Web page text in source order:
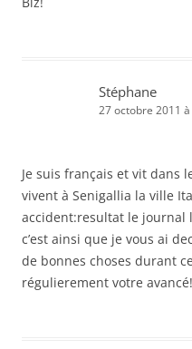
Stéphane
27 octobre 2011
Je suis français et vit dans
vivent à Senigallia la ville
accident:resultat le journal
c’est ainsi que je vous ai
de bonnes choses durant
régulierement votre